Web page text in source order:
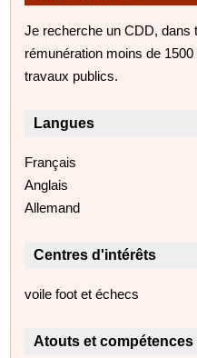
Je recherche un CDD, dans
rémunération moins de
travaux publics.
Langues
Français
Anglais
Allemand
Centres d'intérêts
voile foot et échecs
Atouts et compétences